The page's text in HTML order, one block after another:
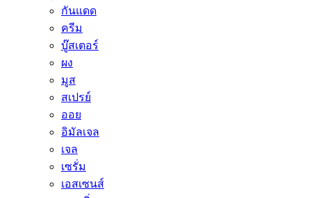
กันแดด
ครีม
บู๊สเตอร์
ผง
มูส
สเปรย์
ออย
อิมัลเจล
เจล
เซรั่ม
เอสเซนส์